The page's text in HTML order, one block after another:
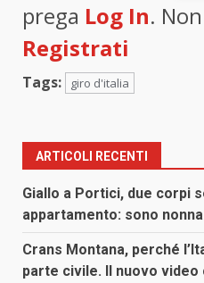
prega Log In.
Registrati
Tags: giro d'italia
ARTICOLI RECENTI
Giallo a Portici, due corpi
appartamento: sono
Crans Montana, perché
parte civile. Il nuovo